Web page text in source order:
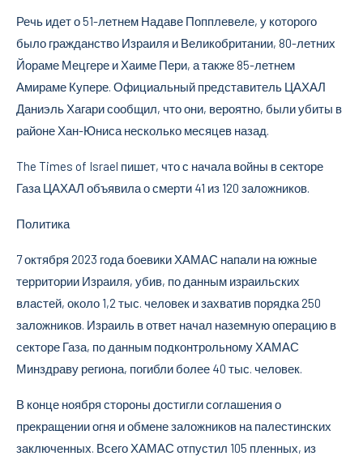
Речь идет о 51-летнем Надаве Попплевеле, у которого
было гражданство Израиля и Великобритании, 80-летних
Йораме Мецгере и Хаиме Пери, а также 85-летнем
Амираме Купере. Официальный представитель ЦАХАЛ
Даниэль Хагари сообщил, что они, вероятно, были убиты в
районе Хан-Юниса несколько месяцев назад.
The Times of Israel пишет, что с начала войны в секторе
Газа ЦАХАЛ объявила о смерти 41 из 120 заложников.
Политика
7 октября 2023 года боевики ХАМАС напали на южные
территории Израиля, убив, по данным израильских
властей, около 1,2 тыс. человек и захватив порядка 250
заложников. Израиль в ответ начал наземную операцию в
секторе Газа, по данным подконтрольному ХАМАС
Минздраву региона, погибли более 40 тыс. человек.
В конце ноября стороны достигли соглашения о
прекращении огня и обмене заложников на палестинских
заключенных. Всего ХАМАС отпустил 105 пленных, из